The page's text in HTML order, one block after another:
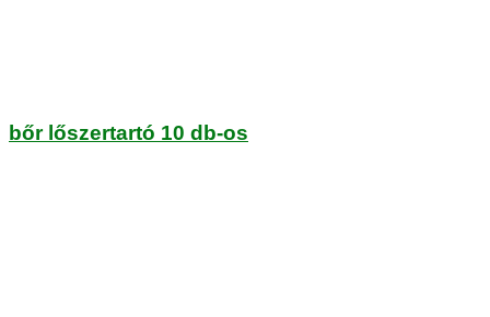
bőr lőszertartó 10 db-os